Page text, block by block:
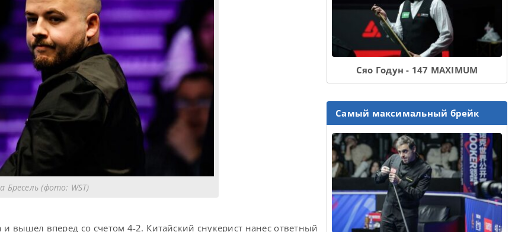
Бресель (фото: WST)
вышел вперед со счетом 4-2. Китайский снукерист нанес ответный
Сяо Годун - 147 MAXIMUM
Самый максимальный брейк